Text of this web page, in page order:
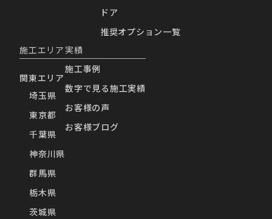
ドア
推奨オプション一覧
施工エリア
関東エリア
埼玉県
東京都
千葉県
神奈川県
群馬県
栃木県
茨城県
実績
施工事例
数字で見る施工実績
お客様の声
お客様ブログ